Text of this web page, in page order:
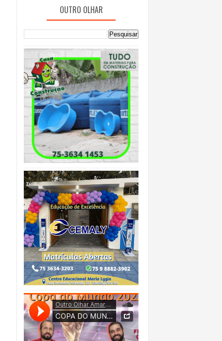
OUTRO OLHAR